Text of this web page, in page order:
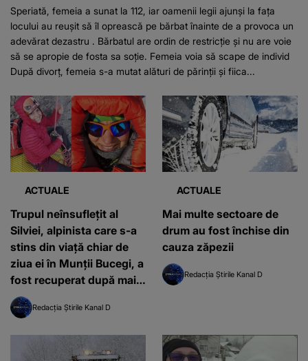
Speriată, femeia a sunat la 112, iar oamenii legii ajunși la fața
locului au reușit să îl oprească pe bărbat înainte de a provoca un
adevărat dezastru . Bărbatul are ordin de restricție și nu are voie
să se apropie de fosta sa soție. Femeia voia să scape de individ
După divorț, femeia s-a mutat alături de părinții și fiica...
ACTUALE
Trupul neînsuflețit al
Silviei, alpinista care s-a
stins din viață chiar de
ziua ei în Munţii Bucegi, a
fost recuperat după mai
bine de două săptămâni
de încercări
Redacția Știrile Kanal D
ACTUALE
Mai multe sectoare de
drum au fost închise din
cauza zăpezii
Redacția Știrile Kanal D